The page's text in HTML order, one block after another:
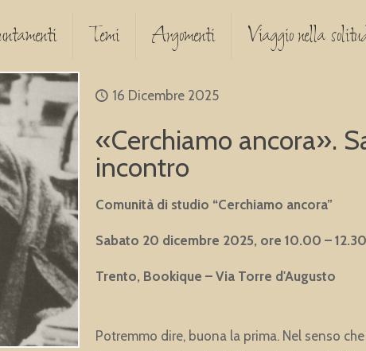
Temi Argomenti Viaggio nella
16 Dicembre 2025
«Cerchiamo ancora».
incontro
Comunità di studio “Cerchiamo ancora”
Sabato 20 dicembre 2025, ore 10.00 – 12.30
Trento, Bookique – Via Torre d'Augusto
Potremmo dire, buona la prima. Nel senso